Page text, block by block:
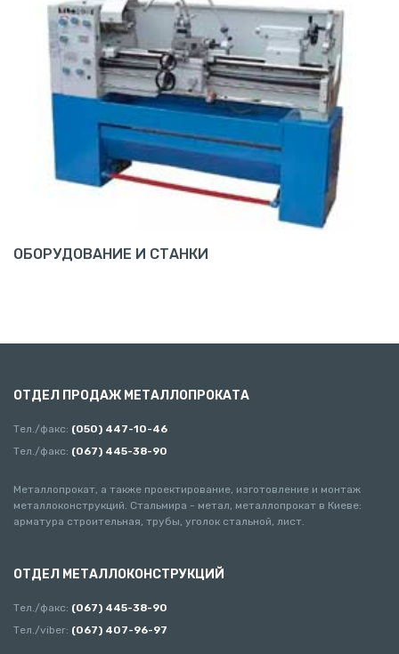
ОБОРУДОВАНИЕ И СТАНКИ
ОТДЕЛ ПРОДАЖ МЕТАЛЛОПРОКАТА
Тел./факс: (050) 447-10-46
Тел./факс: (067) 445-38-90
Металлопрокат, а также проектирование, изготовление и монтаж
металлоконструкций. Стальмира - метал, металлопрокат в Киеве:
арматура строительная, трубы, уголок стальной, лист.
ОТДЕЛ МЕТАЛЛОКОНСТРУКЦИЙ
Тел./факс: (067) 445-38-90
Тел./viber: (067) 407-96-97